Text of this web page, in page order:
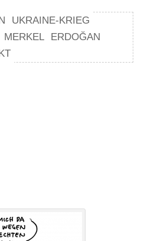
UKRAINE-KRIEG
MERKEL
ERDOĞAN